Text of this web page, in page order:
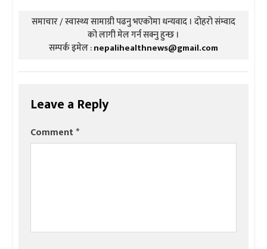
समाचार / स्वास्थ्य सामाग्री पढनु भएकोमा धन्यवाद । दोहरो संम्वाद
को लागी मेल गर्न सक्नु हुन्छ ।
सम्पर्क इमेल :nepalihealthnews@gmail.com
Leave a Reply
Comment*